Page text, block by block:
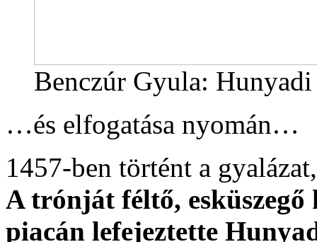
Benczúr Gyula:
…és elfogatása nyomán…
1457-ben történt a
A trónját féltő,
piacán lefejeztette